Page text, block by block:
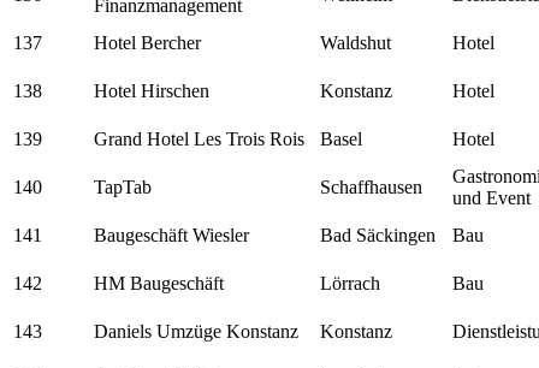
Finanzmanagement
137 Hotel Bercher Waldshut Hotel
138 Hotel Hirschen Konstanz Hotel
139 Grand Hotel Les Trois Rois Basel Hotel
140 TapTab Schaffhausen
und Event
141
Baugeschäft Wiesler Bad Säckingen Bau
142 HM Baugeschäft Lörrach Bau
143 Daniels Umzüge Konstanz Konstanz